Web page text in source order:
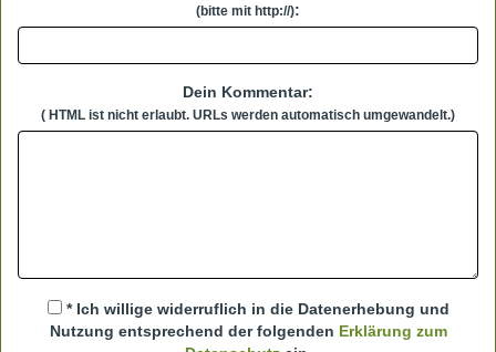
(bitte mit http://):
Dein Kommentar:
( HTML ist nicht erlaubt. URLs werden automatisch umgewandelt.)
* Ich willige widerruflich in die Datenerhebung und
Nutzung entsprechend der folgenden Erklärung zum